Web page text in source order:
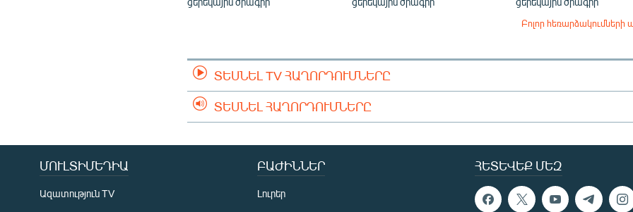
Բոլոր հեռարձակումների
ՏԵՍՆԵԼ TV ՀԱՂՈՐԴՈՒՄՆԵՐԸ
ՏԵՍՆԵԼ ՀԱՂՈՐԴՈՒՄՆԵՐԸ
ՀԵՏԵՎԵՔ ՄԵԶ
ՄՈՒԼՏԻՄԵԴԻԱ
Ազատություն TV
ԲԱԺԻՆՆԵՐ
Լուրեր